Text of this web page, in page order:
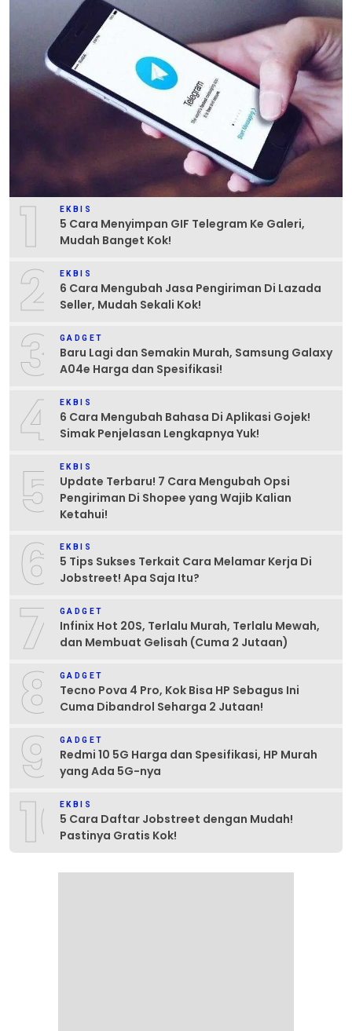
1 EKBIS
5 Cara Menyimpan GIF Telegram Ke Galeri,
Mudah Banget Kok!
2 EKBIS
6 Cara Mengubah Jasa Pengiriman Di Lazada
Seller, Mudah Sekali Kok!
3 GADGET
Baru Lagi dan Semakin Murah, Samsung Galaxy
A04e Harga dan Spesifikasi!
4 EKBIS
6 Cara Mengubah Bahasa Di Aplikasi Gojek!
Simak Penjelasan Lengkapnya Yuk!
5 EKBIS
Update Terbaru! 7 Cara Mengubah Opsi
Pengiriman Di Shopee yang Wajib Kalian
Ketahui!
6 EKBIS
5 Tips Sukses Terkait Cara Melamar Kerja Di
Jobstreet! Apa Saja Itu?
7 GADGET
Infinix Hot 20S, Terlalu Murah, Terlalu Mewah,
dan Membuat Gelisah (Cuma 2 Jutaan)
8 GADGET
Tecno Pova 4 Pro, Kok Bisa HP Sebagus Ini
Cuma Dibandrol Seharga 2 Jutaan!
9 GADGET
Redmi 10 5G Harga dan Spesifikasi, HP Murah
yang Ada 5G-nya
10EKBIS
5 Cara Daftar Jobstreet dengan Mudah!
Pastinya Gratis Kok!